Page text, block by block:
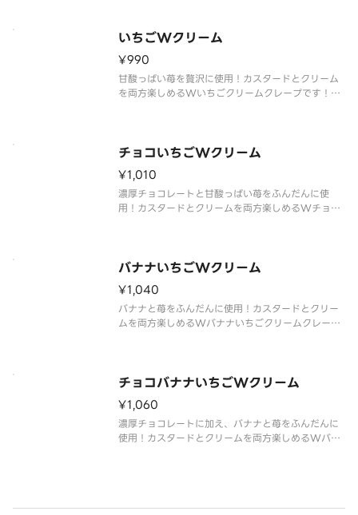
いちごWクリーム
¥990
甘酸っぱい苺を贅沢に使用！カスタードとクリーム
を両方楽しめるWいちごクリームクレープです！
チョコいちごWクリーム
¥1,010
濃厚チョコレートと甘酸っぱい苺をふんだんに使
用！カスタードとクリームを両方楽しめるWチョコ
バナナいちごWクリーム
¥1,040
バナナと苺をふんだんに使用！カスタードとクリー
ムを両方楽しめるWバナナいちごクリームクレープ
チョコバナナいちごWクリーム
¥1,060
濃厚チョコレートに加え、バナナと苺をふんだんに
使用！カスタードとクリームを両方楽しめるWバナ